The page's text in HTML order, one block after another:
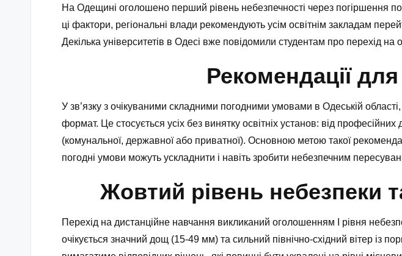
На Одещині оголошено перший рівень небезпечності через погіршення
ці фактори, регіональні влади рекомендують усім освітнім закладам
Декілька університетів в Одесі вже повідомили студентам про перехід
Рекомендації
У зв’язку з очікуваними складними погодними умовами в Одеській
формат. Це стосується усіх без винятку освітніх установ: від
(комунальної, державної або приватної). Основною метою такої
погодні умови можуть ускладнити і навіть зробити небезпечним
Жовтий рівень небезпеки
Перехід на дистанційне навчання викликаний оголошенням I рівня
очікується значний дощ (15-49 мм) та сильний північно-східний вітер із